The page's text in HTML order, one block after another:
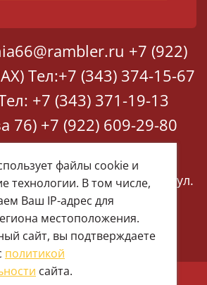
+7 (922)
Тел:+7 (343) 374-15-67
+7 (343) 371-19-13
76) +7 (922) 609-29-80
(MAX)
ул. Мира 2
Екатеринбург, ул.
Малышева 76
- 2026 Меломания
файлы cookie и
технологии. В том числе,
Ваш IP-адрес для
местоположения.
сайт, вы подтверждаете
политикой
сайта.